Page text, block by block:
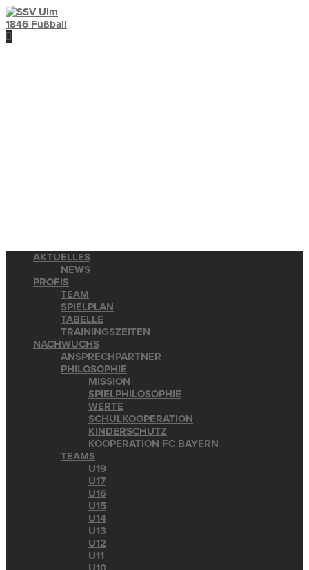
AKTUELLES
NEWS
PROFIS
TEAM
SPIELPLAN
TABELLE
TRAININGSZEITEN
NACHWUCHS
ANSPRECHPARTNER
PHILOSOPHIE
MISSION
SPIELPHILOSOPHIE
WERTE
SCHULKOOPERATION
KINDERSCHUTZ
KOOPERATION FC BAYERN
TEAMS
U19
U17
U16
U15
U14
U13
U12
U11